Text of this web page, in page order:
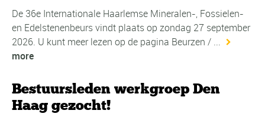
De 36e Internationale Haarlemse Mineralen-, Fossielen-
en Edelstenenbeurs vindt plaats op zondag 27 september
2026. U kunt meer lezen op de pagina Beurzen / ...
more
Bestuursleden werkgroep Den
Haag gezocht!